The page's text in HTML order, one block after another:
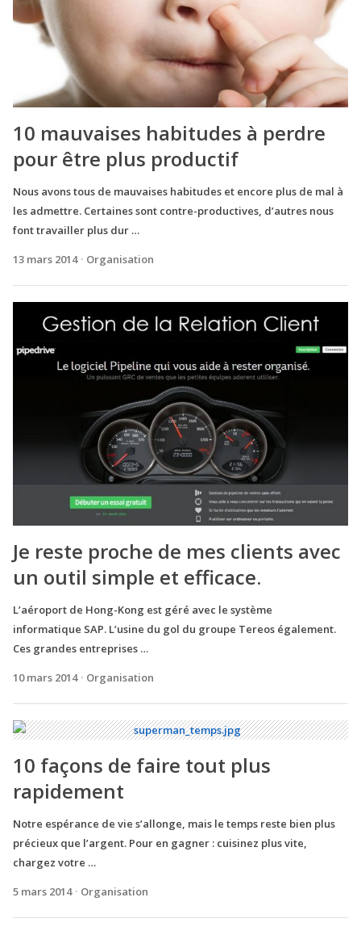
10 mauvaises habitudes à perdre
pour être plus productif
Nous avons tous de mauvaises habitudes et encore plus de mal à
les admettre. Certaines sont contre-productives, d’autres nous
font travailler plus dur …
13 mars 2014
Organisation
Je reste proche de mes clients avec
un outil simple et efficace.
L’aéroport de Hong-Kong est géré avec le système
informatique SAP. L’usine du gol du groupe Tereos également.
Ces grandes entreprises …
10 mars 2014
Organisation
10 façons de faire tout plus
rapidement
Notre espérance de vie s’allonge, mais le temps reste bien plus
précieux que l’argent. Pour en gagner : cuisinez plus vite,
chargez votre …
5 mars 2014
Organisation